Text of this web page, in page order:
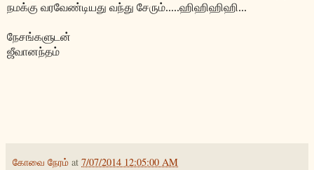
நமக்கு வரவேண்டியது வந்து சேரும்.....ஹிஹிஹிஹி...
நேசங்களுடன்
ஜீவானந்தம்
கோவை நேரம் at 7/07/2014 12:05:00 AM